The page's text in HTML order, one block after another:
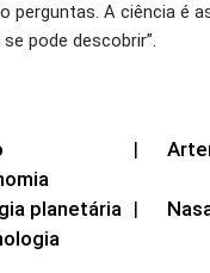
perguntas. A ciência é
pode descobrir”.
|
planetária |